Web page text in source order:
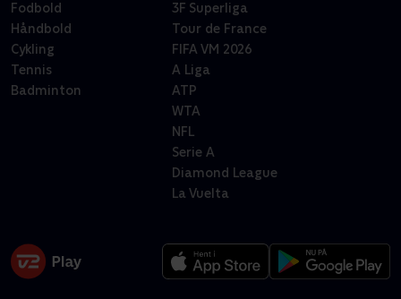
Fodbold
Håndbold
Cykling
Tennis
Badminton
3F Superliga
Tour de France
FIFA VM 2026
A Liga
ATP
WTA
NFL
Serie A
Diamond League
La Vuelta